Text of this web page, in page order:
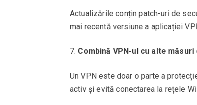
Actualizările conțin patch-uri de
mai recentă versiune a aplicației
Combină VPN-ul cu alte
Un VPN este doar o parte a
activ și evită conectarea la rețele